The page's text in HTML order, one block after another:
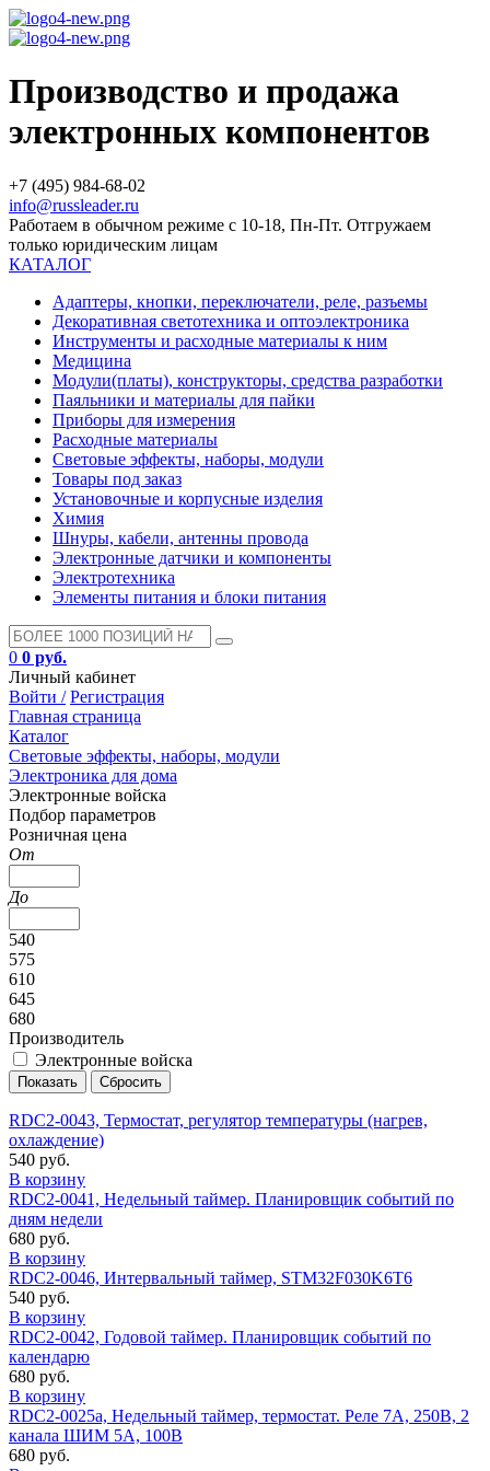
Производство и продажа
электронных компонентов
+7 (495) 984-68-02
info@russleader.ru
Работаем в обычном режиме с 10-18, Пн-Пт. Отгружаем
только юридическим лицам
КАТАЛОГ
Адаптеры, кнопки, переключатели, реле, разъемы
Декоративная светотехника и оптоэлектроника
Инструменты и расходные материалы к ним
Медицина
Модули(платы), конструкторы, средства разработки
Паяльники и материалы для пайки
Приборы для измерения
Расходные материалы
Световые эффекты, наборы, модули
Товары под заказ
Установочные и корпусные изделия
Химия
Шнуры, кабели, антенны провода
Электронные датчики и компоненты
Электротехника
Элементы питания и блоки питания
0 0 руб.
Личный кабинет
Войти / Регистрация
Главная страница
Каталог
Световые эффекты, наборы, модули
Электроника для дома
Электронные войска
Подбор параметров
Розничная цена
От
До
540
575
610
645
680
Производитель
Электронные войска
RDC2-0043, Термостат, регулятор температуры (нагрев,
охлаждение)
540 руб.
В корзину
RDC2-0041, Недельный таймер. Планировщик событий по
дням недели
680 руб.
В корзину
RDC2-0046, Интервальный таймер, STM32F030K6T6
540 руб.
В корзину
RDC2-0042, Годовой таймер. Планировщик событий по
календарю
680 руб.
В корзину
RDC2-0025a, Недельный таймер, термостат. Реле 7А, 250В, 2
канала ШИМ 5А, 100В
680 руб.